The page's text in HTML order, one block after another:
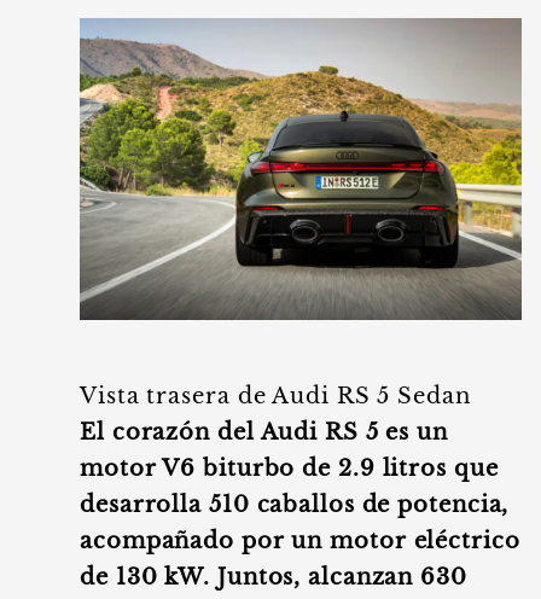
Vista trasera de Audi RS 5 Sedan
El corazón del Audi RS 5 es un
motor V6 biturbo de 2.9 litros que
desarrolla 510 caballos de potencia,
acompañado por un motor eléctrico
de 130 kW. Juntos, alcanzan 630